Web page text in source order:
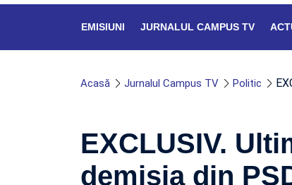
EMISIUNI JURNALUL CAMPUS TV
Acasă Jurnalul Campus TV Politic
EXCLUSIV.
demisia din